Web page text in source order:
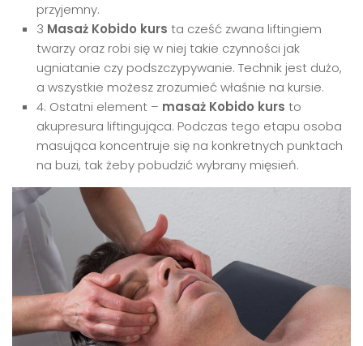
przyjemny.
3 Masaż Kobido kurs ta cześć zwana liftingiem
twarzy oraz robi się w niej takie czynności jak
ugniatanie czy podszczypywanie. Technik jest dużo,
a wszystkie możesz zrozumieć właśnie na kursie.
4. Ostatni element – masaż Kobido kurs to
akupresura liftingująca. Podczas tego etapu osoba
masująca koncentruje się na konkretnych punktach
na buzi, tak żeby pobudzić wybrany mięsień.